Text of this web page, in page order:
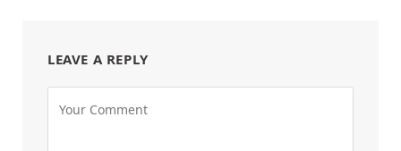
LEAVE A REPLY